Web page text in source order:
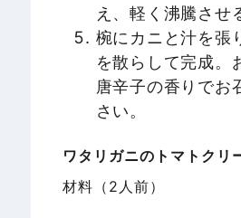
え、軽く沸騰させ
椀にカニと汁を張
を散らして完成。
唐辛子の香りでお
さい。
ワタリガニのトマトクリ
材料（2人前）